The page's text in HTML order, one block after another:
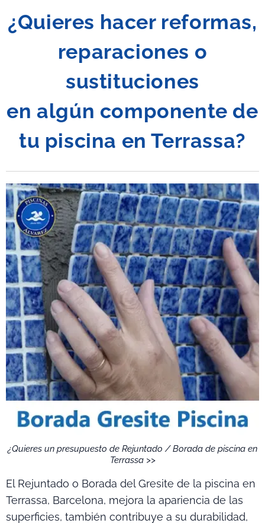
¿Quieres hacer reformas,
reparaciones o
sustituciones
en algún componente de
tu piscina enTerrassa?
¿Quieres un presupuesto de Rejuntado / Borada de piscina en
Terrassa >>
El Rejuntado o Borada del Gresite de la piscina en
Terrassa, Barcelona, mejora la apariencia de las
superficies, también contribuye a su durabilidad,